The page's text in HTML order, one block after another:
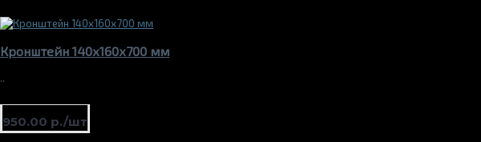
Кронштейн 140х160х700 мм
..
950.00 р./шт